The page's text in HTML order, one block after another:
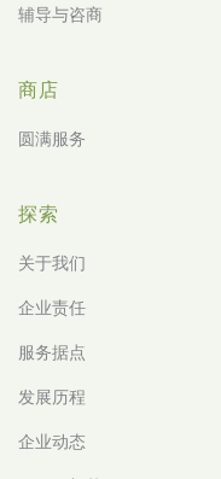
辅导与咨商
商店
圆满服务
探索
关于我们
企业责任
服务据点
发展历程
企业动态